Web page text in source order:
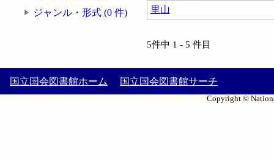
ジャンル・形式 (0 件)
里山
5件中 1 - 5 件目
国立国会図書館ホーム 国立国会図書館サーチ
Copyright ©